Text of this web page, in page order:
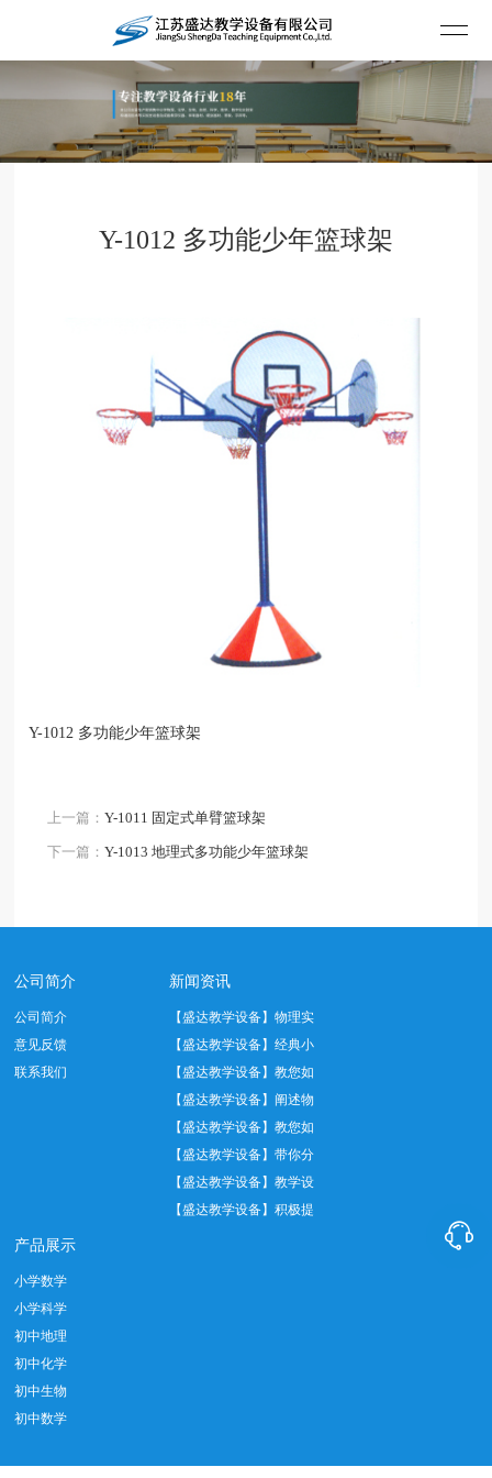
Y-1012 多功能少年篮球架
Y-1012 多功能少年篮球架
上一篇：Y-1011 固定式单臂篮球架
下一篇：Y-1013 地理式多功能少年篮球架
公司简介
公司简介
意见反馈
联系我们
新闻资讯
【盛达教学设备】物理实
验中托盘天平正…
【盛达教学设备】经典小
学数学教具——…
【盛达教学设备】教您如
何正确使用温度…
【盛达教学设备】阐述物
理实验室十大管…
【盛达教学设备】教您如
何做好实验室设…
【盛达教学设备】带你分
析教学仪器设备…
【盛达教学设备】教学设
备实际应用中我…
【盛达教学设备】积极提
产品展示
小学数学
小学科学
初中地理
初中化学
初中生物
初中数学
